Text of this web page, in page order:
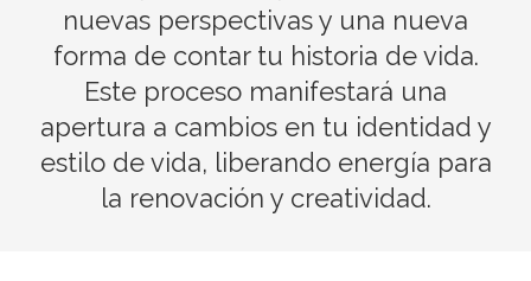
nuevas perspectivas y una nueva
forma de contar tu historia de vida.
Este proceso manifestará una
apertura a cambios en tu identidad y
estilo de vida, liberando energía para
la renovación y creatividad.